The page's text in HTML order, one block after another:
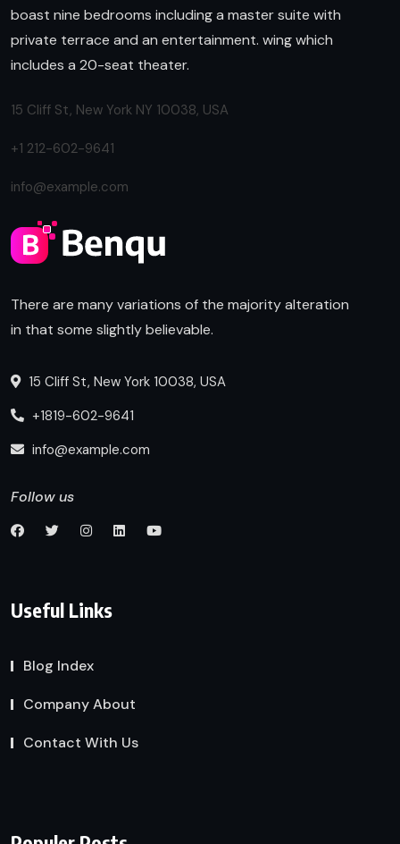
boast nine bedrooms including a master suite with
private terrace and an entertainment. wing which
includes a 20-seat theater.
15 Cliff St, New York NY 10038, USA
+1 212-602-9641
info@example.com
There are many variations of the majority alteration
in that some slightly believable.
15 Cliff St, New York 10038, USA
+1819-602-9641
info@example.com
Follow us
Useful Links
Blog Index
Company About
Contact With Us